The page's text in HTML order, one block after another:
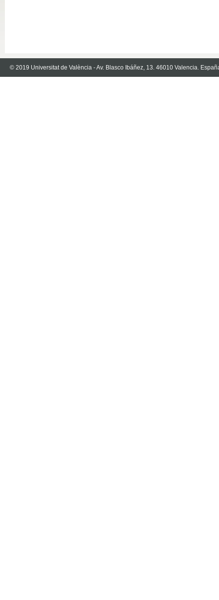
© 2019 Universitat de València - Av. Blasco Ibáñez, 13. 46010 Valencia.